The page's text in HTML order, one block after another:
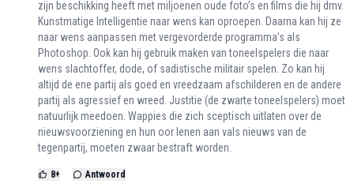
zijn beschikking heeft met miljoenen oude foto’s en films die hij dmv.
Kunstmatige Intelligentie naar wens kan oproepen. Daarna kan hij ze
naar wens aanpassen met vergevorderde programma’s als
Photoshop. Ook kan hij gebruik maken van toneelspelers die naar
wens slachtoffer, dode, of sadistische militair spelen. Zo kan hij
altijd de ene partij als goed en vreedzaam afschilderen en de andere
partij als agressief en wreed. Justitie (de zwarte toneelspelers) moet
natuurlijk meedoen. Wappies die zich sceptisch uitlaten over de
nieuwsvoorziening en hun oor lenen aan vals nieuws van de
tegenpartij, moeten zwaar bestraft worden.
8+ Antwoord